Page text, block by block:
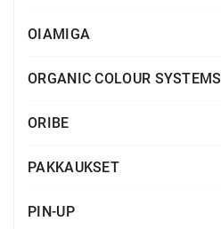
OIAMIGA
ORGANIC COLOUR SYSTEMS
ORIBE
PAKKAUKSET
PIN-UP